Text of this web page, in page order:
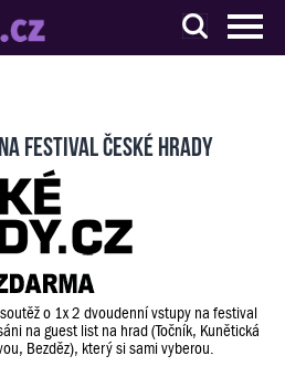
festival České hrady
o 1x 2 dvoudenní vstupy na festival
na guest list na hrad (Točník, Kunětická
Bezděz), který si sami vyberou.